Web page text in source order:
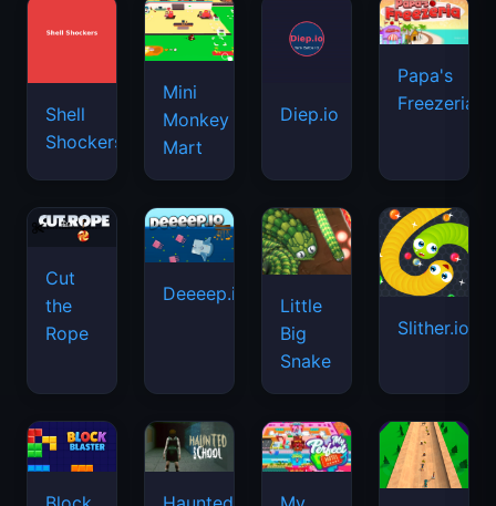
Shell
Shockers
Mini
Monkey
Mart
Diep.io
Papa's
Freezeria
Cut
the
Rope
Deeeep.io
Little
Big
Snake
Slither.io